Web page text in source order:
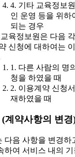
4. 기타 교육정보
인 운영 등을 위하
되는 경우
육정보원은 다음
신청에 대하여는
1. 다른 사람의 명
청을 하였을 때
2. 이용계약 신청
재하였을 때
계약사항의 변경
다음 사항을 변경하
하여 서비스 내의